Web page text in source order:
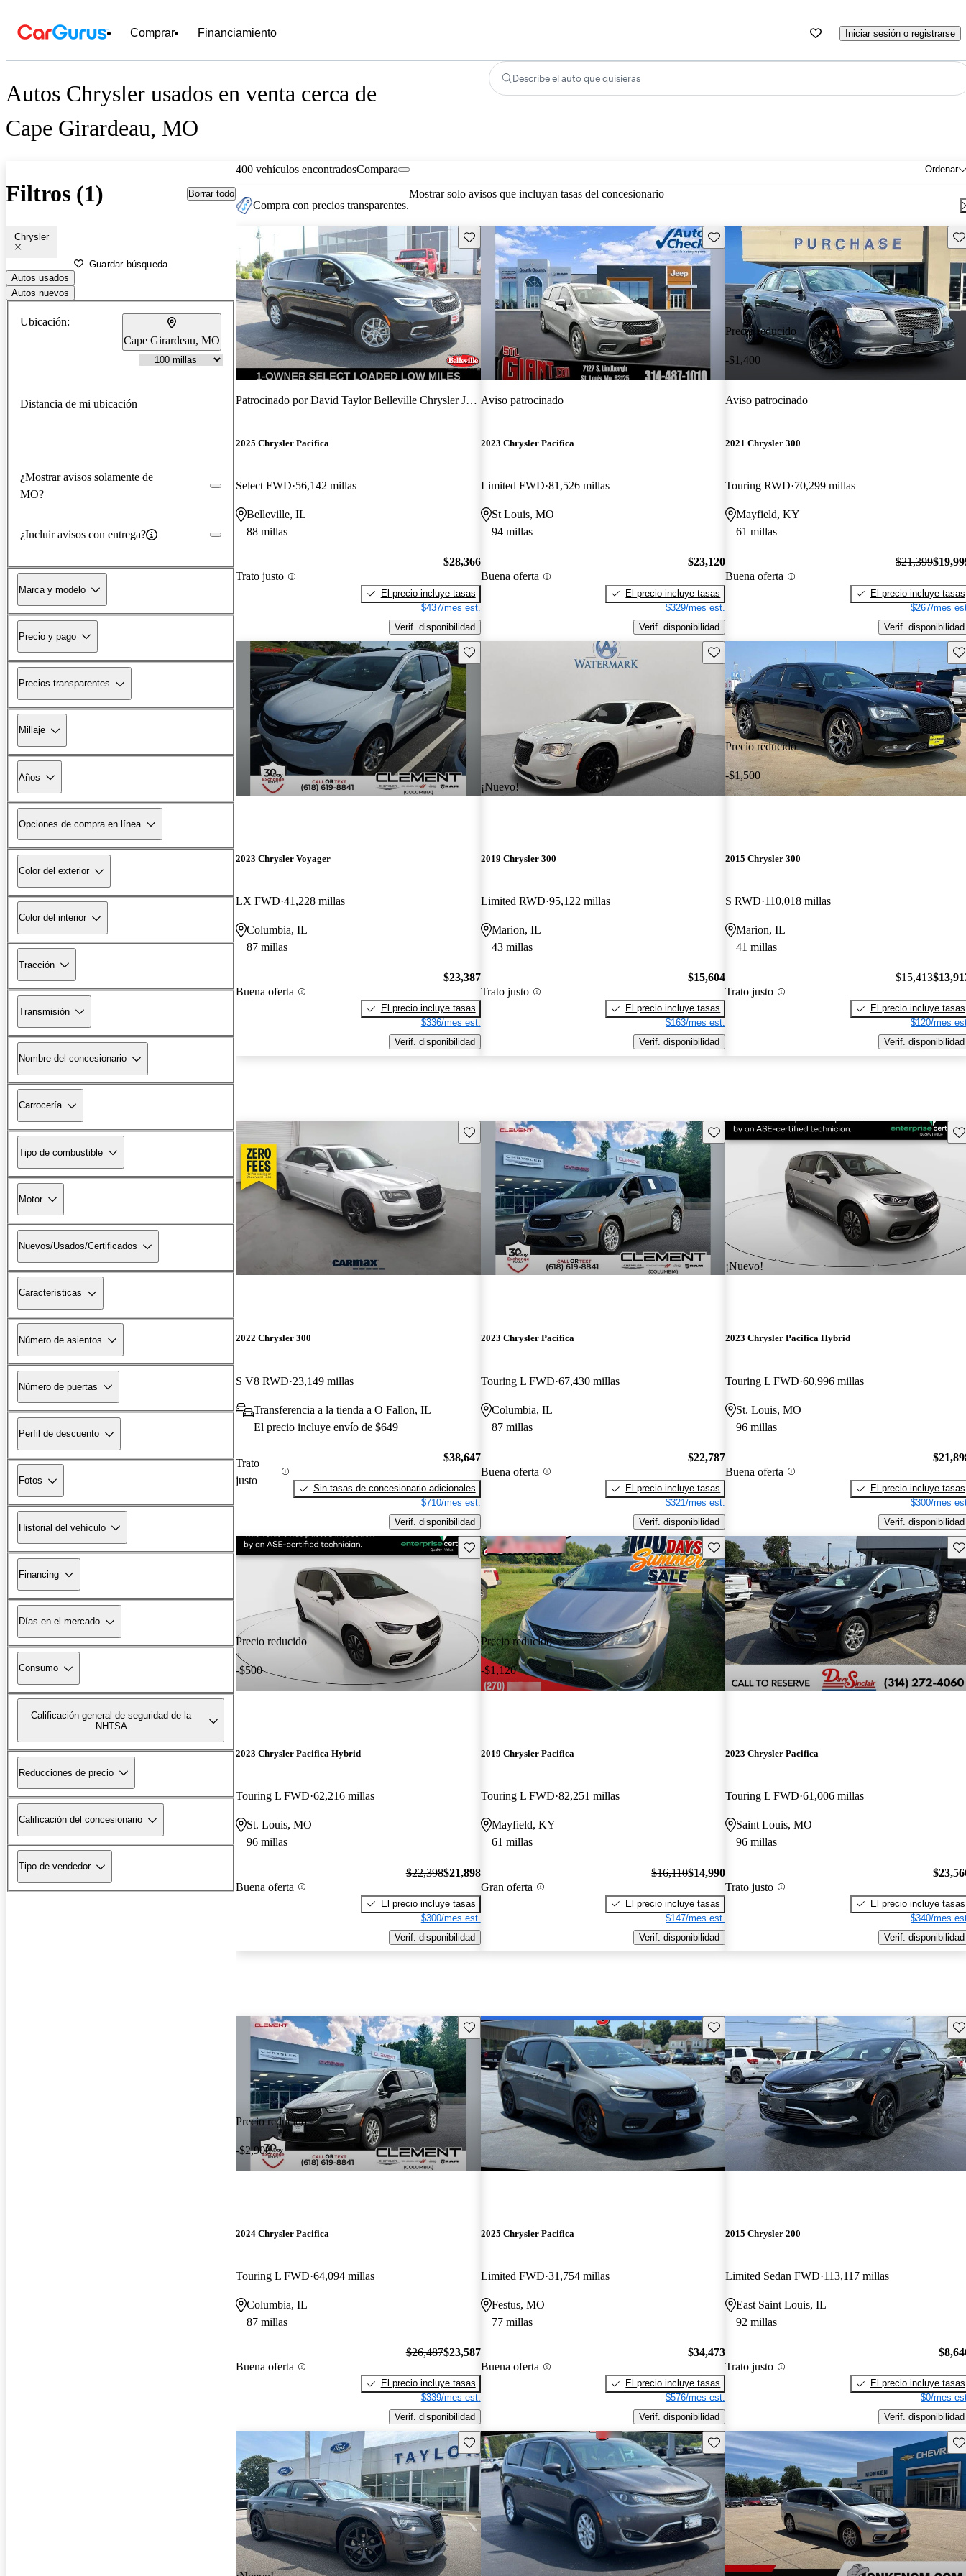
Comprar Financiamiento Iniciar sesión o registrarse
Autos Chrysler usados en venta cerca de
Cape Girardeau, MO
Describe el auto que quisieras
Filtros (1) Borrar todo
Chrysler
Guardar búsqueda
Autos usados
Autos nuevos
Ubicación:
Cape Girardeau, MO
Distancia de mi ubicación
¿Mostrar avisos solamente de
MO?
¿Incluir avisos con entrega?
Marca y modelo
Precio y pago
Precios transparentes
Millaje
Años
Opciones de compra en línea
Color del exterior
Color del interior
Tracción
Transmisión
Nombre del concesionario
Carrocería
Tipo de combustible
Motor
Nuevos/Usados/Certificados
Características
Número de asientos
Número de puertas
Perfil de descuento
Fotos
Historial del vehículo
Financing
Días en el mercado
Consumo
Calificación general de seguridad de la
NHTSA
Reducciones de precio
Calificación del concesionario
Tipo de vendedor
400 vehículos encontrados Ordenar
Compara
Compra con precios transparentes.
Mostrar solo avisos que incluyan tasas del concesionario
Guarda este Aviso
Patrocinado porDavid Taylor Belleville Chrysler Jeep Dodge Ram
2025 Chrysler Pacifica
Select FWD 56,142 millas
Belleville, IL
88 millas
Trato justo
$28,366
El precio incluye tasas
$437/mes est.
Verif. disponibilidad
Guarda este Aviso
Aviso patrocinado
2023 Chrysler Pacifica
Limited FWD 81,526 millas
St Louis, MO
94 millas
Buena oferta
$23,120
El precio incluye tasas
$329/mes est.
Verif. disponibilidad
Precio reducido
-$1,400
Aviso patrocinado
2021 Chrysler 300
Touring RWD 70,299 millas
Mayfield, KY
61 millas
Buena oferta
$21,399
El precio incluye tasas
$267/mes
Verif. disponibilidad
Guarda este Aviso
2023 Chrysler Voyager
LX FWD 41,228 millas
Columbia, IL
87 millas
Buena oferta
$23,387
El precio incluye tasas
$336/mes est.
Verif. disponibilidad
¡Nuevo!
Guarda este Aviso
2019 Chrysler 300
Limited RWD 95,122 millas
Marion, IL
43 millas
Trato justo
$15,604
El precio incluye tasas
$163/mes est.
Verif. disponibilidad
Precio reducido
-$1,500
2015 Chrysler 300
S RWD 110,018 millas
Marion, IL
41 millas
Trato justo
$15,413
El precio incluye tasas
$120/mes
Verif. disponibilidad
Guarda este Aviso
2022 Chrysler 300
S V8 RWD 23,149 millas
Transferencia a la tienda a O Fallon, IL
El precio incluye envío de $649
Trato
justo
$38,647
Sin tasas de concesionario adicionales
$710/mes est.
Verif. disponibilidad
Guarda este Aviso
2023 Chrysler Pacifica
Touring L FWD 67,430 millas
Columbia, IL
87 millas
Buena oferta
$22,787
El precio incluye tasas
$321/mes est.
Verif. disponibilidad
¡Nuevo!
2023 Chrysler Pacifica Hybrid
Touring L FWD 60,996 millas
St. Louis, MO
96 millas
Buena oferta
El precio incluye tasas
$300/mes
Verif. disponibilidad
Precio reducido
-$500
Guarda este Aviso
2023 Chrysler Pacifica Hybrid
Touring L FWD 62,216 millas
St. Louis, MO
96 millas
Buena oferta
$22,398$21,898
El precio incluye tasas
$300/mes est.
Verif. disponibilidad
Precio reducido
-$1,120
Guarda este Aviso
2019 Chrysler Pacifica
Touring L FWD 82,251 millas
Mayfield, KY
61 millas
Gran oferta
$16,110$14,990
El precio incluye tasas
$147/mes est.
Verif. disponibilidad
2023 Chrysler Pacifica
Touring L FWD 61,006 millas
Saint Louis, MO
96 millas
Trato justo
El precio incluye tasas
$340/mes
Verif. disponibilidad
Precio reducido
-$2,900
Guarda este Aviso
2024 Chrysler Pacifica
Touring L FWD 64,094 millas
Columbia, IL
87 millas
Buena oferta
$26,487$23,587
El precio incluye tasas
$339/mes est.
Verif. disponibilidad
Guarda este Aviso
2025 Chrysler Pacifica
Limited FWD 31,754 millas
Festus, MO
77 millas
Buena oferta
$34,473
El precio incluye tasas
$576/mes est.
Verif. disponibilidad
2015 Chrysler 200
Limited Sedan FWD 113,117 millas
East Saint Louis, IL
92 millas
Trato justo
El precio incluye tasas
$0/mes
Verif. disponibilidad
Guarda este Aviso Guarda este Aviso